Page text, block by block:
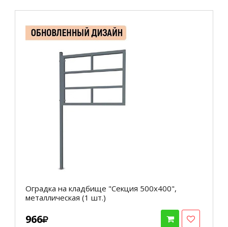
Оградка на кладбище "Секция 500х400",
металлическая (1 шт.)
966